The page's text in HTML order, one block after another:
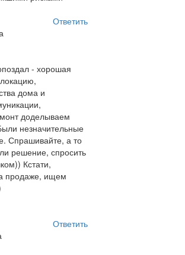
Ответить
- хорошая
дома и
доделываем
незначительные
Спрашивайте, а то
решение, спросить
Кстати,
продаже, ищем
Ответить